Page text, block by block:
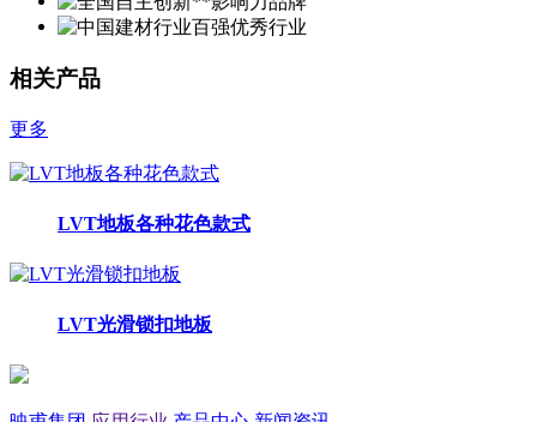
相关产品
更多
LVT地板各种花色款式
LVT光滑锁扣地板